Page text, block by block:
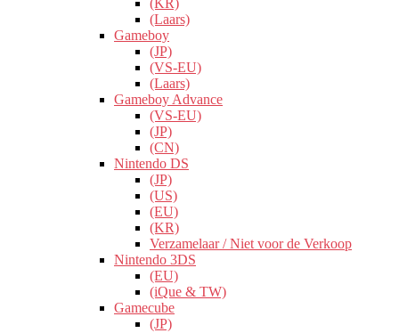
(KR)
(Laars)
Gameboy
(JP)
(VS-EU)
(Laars)
Gameboy Advance
(VS-EU)
(JP)
(CN)
Nintendo DS
(JP)
(US)
(EU)
(KR)
Verzamelaar / Niet voor de Verkoop
Nintendo 3DS
(EU)
(iQue & TW)
Gamecube
(JP)